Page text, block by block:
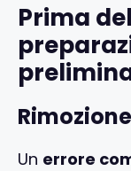
Prima
Un errore